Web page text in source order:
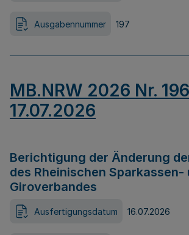
Ausgabennummer 197
MB.NRW 2026 Nr.
17.07.2026
Berichtigung der Änderung
des Rheinischen Sparkassen-
Giroverbandes
Ausfertigungsdatum 16.07.2026